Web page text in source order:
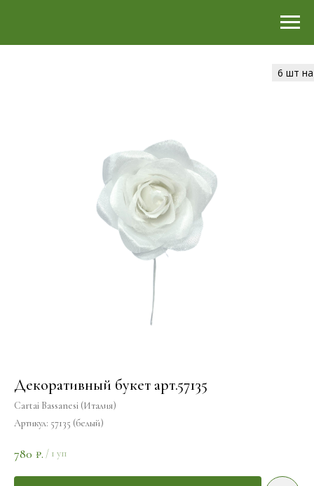
Декоративный букет арт.57135
Cartai Bassanesi (Италия)
Артикул: 57135 (белый)
780 ₽. / 1 уп